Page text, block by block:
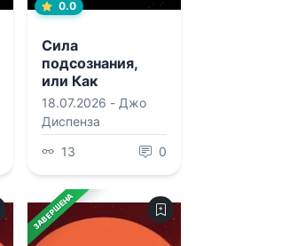
0.0
Сила
подсознания,
или Как
изменить жизнь
за 4 недели
18.07.2026 - Джо
Диспенза
13
0
ЗАВЕРШЕНА